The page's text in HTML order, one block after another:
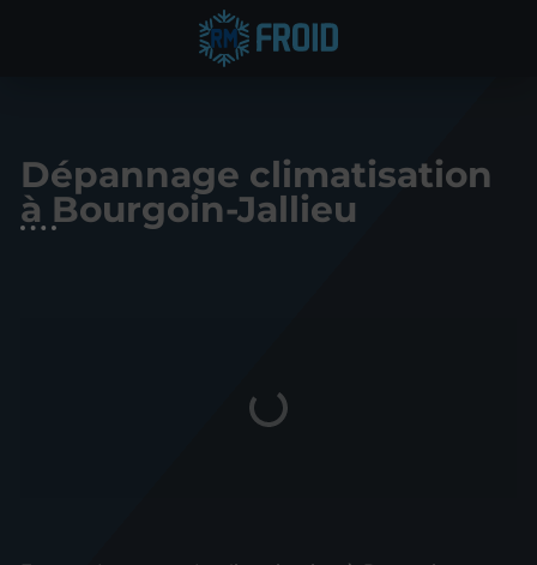
Dépannage climatisation
à Bourgoin-Jallieu